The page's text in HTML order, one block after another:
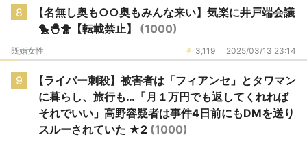
8
【名無し奥も○○奥もみんな来い】気楽に井戸端会議
🐤🐣🐥【転載禁止】 (1000)
3,119 2025/03/13 23:14
既婚女性
9
【ライバー刺殺】被害者は「フィアンセ」とタワマン
に暮らし、旅行も…「月１万円でも返してくれれば
それでいい」高野容疑者は事件4日前にもDMを送り
スルーされていた ★2 (1000)